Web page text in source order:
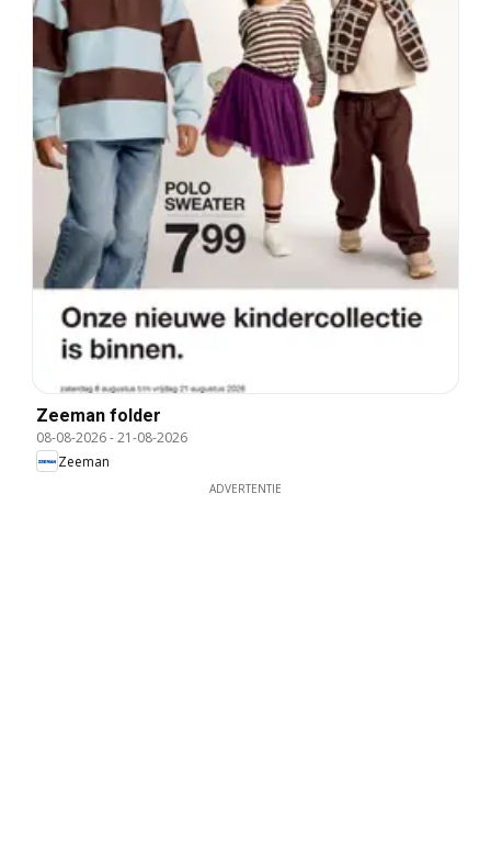
Zeeman folder
08-08-2026-21-08-2026
Zeeman
ADVERTENTIE